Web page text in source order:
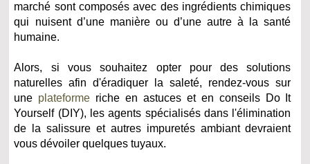
marché sont composés avec des ingrédients chimiques
qui nuisent d’une manière ou d’une autre à la santé
humaine.
Alors, si vous souhaitez opter pour des solutions
naturelles afin d'éradiquer la saleté, rendez-vous sur
une plateforme riche en astuces et en conseils Do It
Yourself (DIY), les agents spécialisés dans l'élimination
de la salissure et autres impuretés ambiant devraient
vous dévoiler quelques tuyaux.